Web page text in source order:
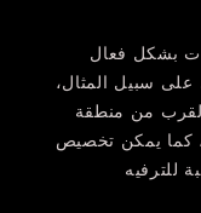
بشكل فعال
سبيل المثال،
من منطقة
كما يمكن تخصيص
للترفيه